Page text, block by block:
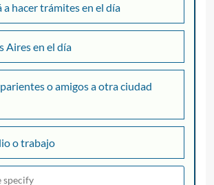
a hacer trámites en el día
Aires en el día
o amigos a otra ciudad
o trabajo